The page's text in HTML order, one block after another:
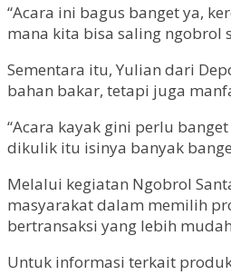
“Acara ini bagus banget ya,
mana kita bisa saling ngobrol
Sementara itu, Yulian dari
bahan bakar, tetapi juga
“Acara kayak gini perlu
dikulik itu isinya banyak
Melalui kegiatan Ngobrol
masyarakat dalam memilih
bertransaksi yang lebih
Untuk informasi terkait